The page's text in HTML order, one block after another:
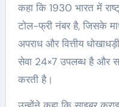
कहा कि 1930 भारत में
टोल-फ्री नंबर है, जिसके
अपराध और वित्तीय
सेवा 24×7 उपलब्ध है और
करती है।